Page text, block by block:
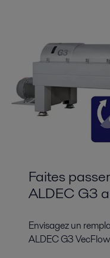
Faites
ALDEC G3
Envisagez un
ALDEC G3